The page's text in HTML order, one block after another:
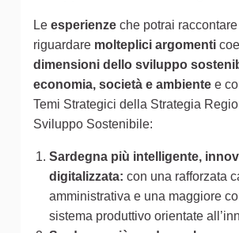
Le esperienze che potrai
riguardare molteplici argomenti
dimensioni dello sviluppo
economia, società e ambiente e
Temi Strategici della Strategia
Sviluppo Sostenibile:
Sardegna più intelligente,
digitalizzata: con una rafforzata
amministrativa e una maggiore
sistema produttivo orientate